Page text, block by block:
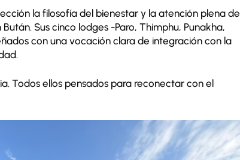
la filosofía del bienestar y la atención plena de
Sus cinco lodges -Paro, Thimphu, Punakha,
con una vocación clara de integración con la
Todos ellos pensados para reconectar con el